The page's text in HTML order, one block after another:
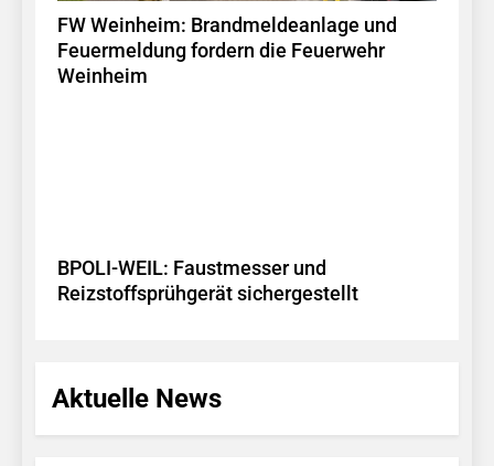
FW Weinheim: Brandmeldeanlage und
Feuermeldung fordern die Feuerwehr
Weinheim
BPOLI-WEIL: Faustmesser und
Reizstoffsprühgerät sichergestellt
Aktuelle News